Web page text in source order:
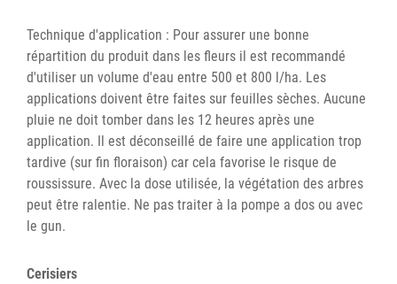
Technique d'application : Pour assurer une bonne
répartition du produit dans les fleurs il est recommandé
d'utiliser un volume d'eau entre 500 et 800 l/ha. Les
applications doivent être faites sur feuilles sèches. Aucune
pluie ne doit tomber dans les 12 heures après une
application. Il est déconseillé de faire une application trop
tardive (sur fin floraison) car cela favorise le risque de
roussissure. Avec la dose utilisée, la végétation des arbres
peut être ralentie. Ne pas traiter à la pompe a dos ou avec
le gun.
Cerisiers